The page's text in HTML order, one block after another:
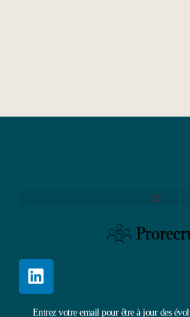
Entrez votre email pour être à jour des